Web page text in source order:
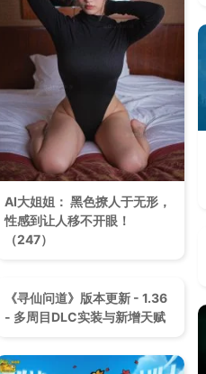
AI大姐姐： 黑色撩人于无形，
性感到让人移不开眼！​
（247）
《寻仙问道》版本更新 - 1.36
- 多周目DLC实装与新增天赋